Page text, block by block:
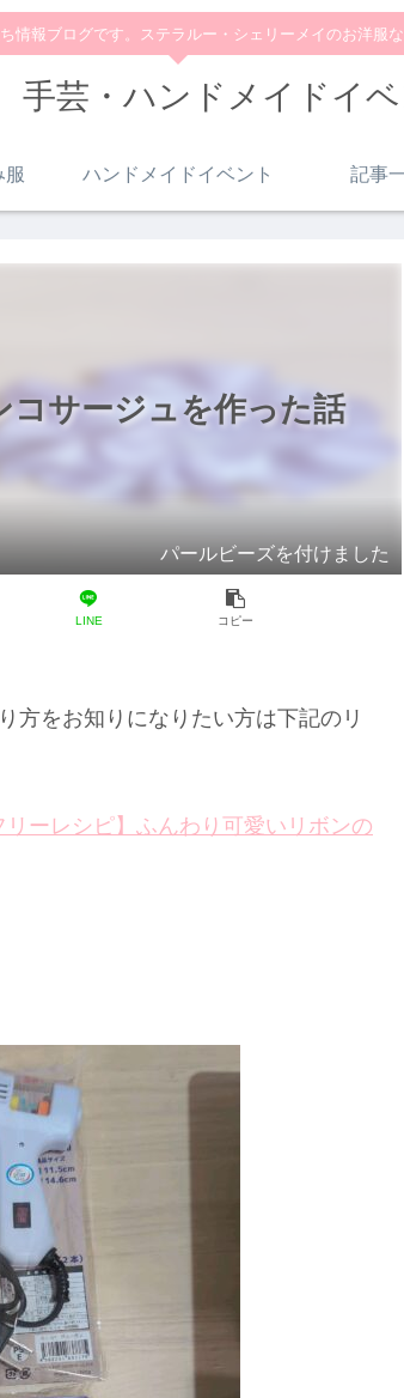
情報ブログです。ステラルー・シェリーメイのお洋服
芸・ハンドメイドイベ
服 ハンドメイドイベント 記事
コサージュを作った話
パールビーズを付けました
LINE コピー
方をお知りになりたい方は下記のリ
リーレシピ】ふんわり可愛いリボンの